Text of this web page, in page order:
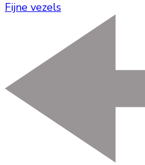
Fijne vezels